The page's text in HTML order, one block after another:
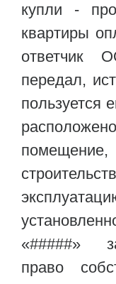
купли -
квартиры
ответчик
передал,
пользуется
«#####»
право